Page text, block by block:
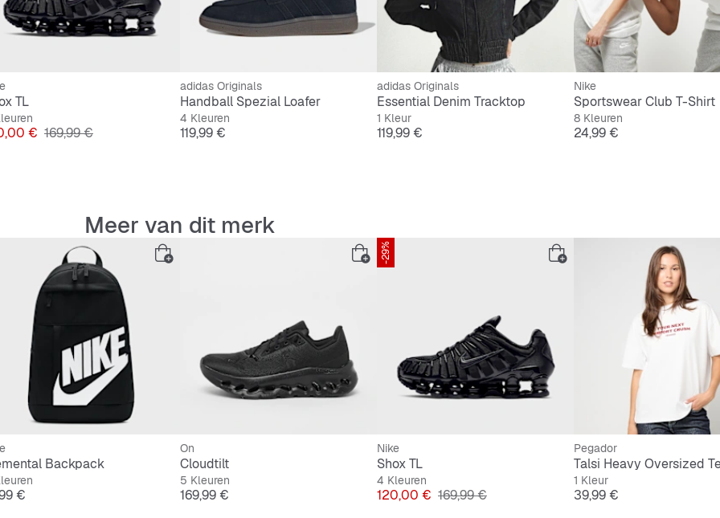
TL
€ Originele Prijs
169,99 €
adidas Originals
Handball Spezial Loafer
4 Kleuren
Prijs
119,99 €
adidas Originals
Essential Denim Tracktop
1 Kleur
Prijs
119,99 €
Nike
Sportswear Club T-Shirt
8 Kleuren
Prijs
24,99 €
Meer van dit merk
Backpack
€
On
Cloudtilt
5 Kleuren
Prijs
169,99 €
-29%
Nike
Shox TL
4 Kleuren
Prijs
120,00 € Originele Prijs
169,99 €
Pegador
Talsi Heavy Oversized
1 Kleur
Prijs
39,99 €